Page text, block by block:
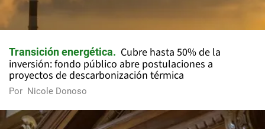
Transición energética
Cubre hasta 50% de la
inversión: fondo público abre postulaciones a
proyectos de descarbonización térmica
Por Nicole Donoso